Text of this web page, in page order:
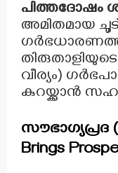
പിത്തദോഷം
അമിതമായ ചൂട്
വീര്യം)
കുറയ്ക്കാൻ
സൗഭാഗ്യപ്രദ
Brings